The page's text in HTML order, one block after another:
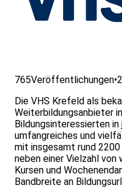
765Veröffentlichungen•
Die VHS Krefeld als
Weiterbildungsanbieter
Bildungsinteressierten
umfangreiches und
mit insgesamt rund
neben einer Vielzahl
Kursen und
Bandbreite an